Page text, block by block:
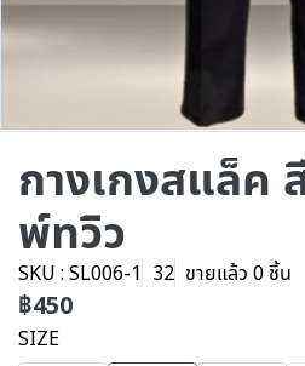
กางเกงสแล็ค
พ์ทวิว
SKU : SL006-1 32 ขายแล้ว 0 ชิ้น
฿450
SIZE